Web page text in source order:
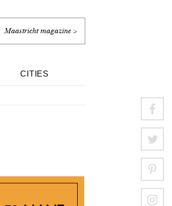
Maastricht magazine >
CITIES